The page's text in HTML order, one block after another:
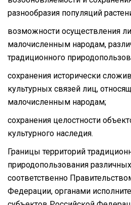
разнообразия популяций
возможности осуществления
малочисленным народам,
традиционного
сохранения исторически
культурных связей лиц,
малочисленным народам;
сохранения целостности
культурного наследия.
Границы территорий
природопользования
соответственно
Федерации, органами